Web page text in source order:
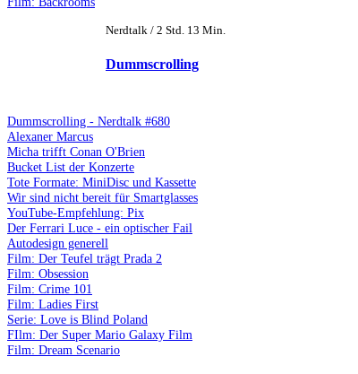
Nerdtalk / 2 Std. 13 Min.
Dummscrolling
Dummscrolling - Nerdtalk #680
Alexaner Marcus
Micha trifft Conan O'Brien
Bucket List der Konzerte
Tote Formate: MiniDisc und Kassette
Wir sind nicht bereit für Smartglasses
YouTube-Empfehlung: Pix
Der Ferrari Luce - ein optischer Fail
Autodesign generell
Film: Der Teufel trägt Prada 2
Film: Obsession
Film: Crime 101
Film: Ladies First
Serie: Love is Blind Poland
FIlm: Der Super Mario Galaxy Film
Film: Dream Scenario